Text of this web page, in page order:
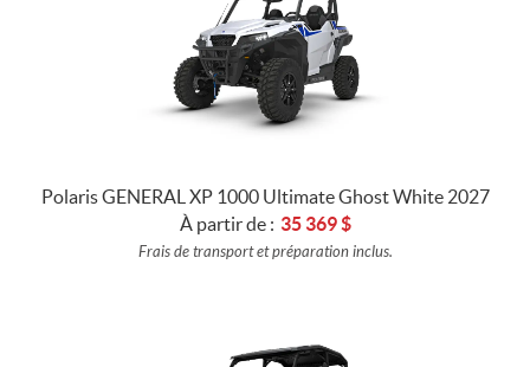
Polaris GENERAL XP 1000 Ultimate Ghost White 2027
À partir de : 35 369$
Frais de transport et préparation inclus.